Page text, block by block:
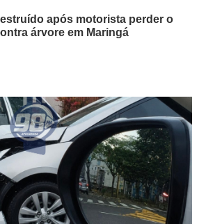
após motorista perder o
árvore em Maringá